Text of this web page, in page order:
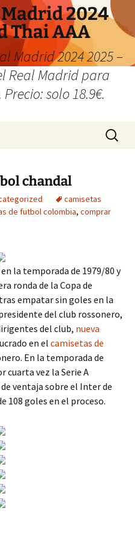
2024
Thai AAA
Madrid 2024 2025 –
Real Madrid para
solo 18.9€.
Buscar:
chandal
camisetas
de futbol colombia, comprar
la temporada de 1979/80 y
ronda de la Copa de
empatar sin goles en la
del club rossonero,
del club, nueva
en el camisetas de
En la temporada de
cuarta vez la Serie A
ventaja sobre el Inter de
108 goles en el proceso.